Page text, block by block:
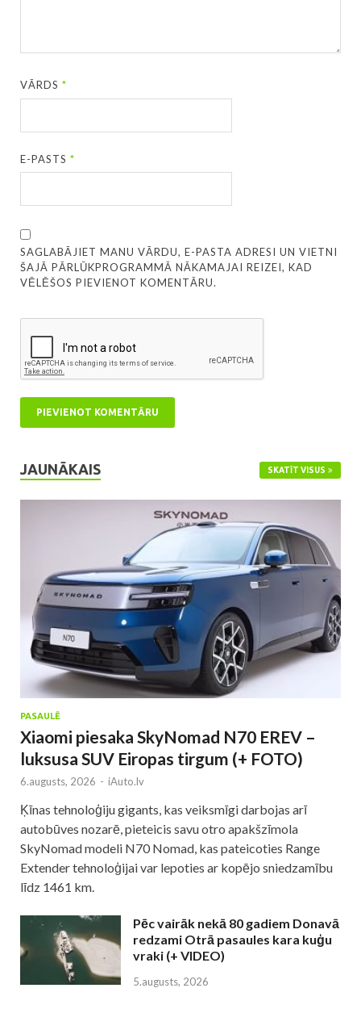
VĀRDS*
E-PASTS*
SAGLABĀJIET MANU VĀRDU, E-PASTA ADRESI UN VIETNI
ŠAJĀ PĀRLŪKPROGRAMMĀ NĀKAMAJAI REIZEI, KAD
VĒLĒŠOS PIEVIENOT KOMENTĀRU.
JAUNĀKAIS SKATĪT VISUS
PASAULĒ
Xiaomi piesaka SkyNomad N70 EREV –
luksusa SUV Eiropas tirgum (+ FOTO)
6.augusts, 2026 - iAuto.lv
Ķīnas tehnoloģiju gigants, kas veiksmīgi darbojas arī
autobūves nozarē, pieteicis savu otro apakšzīmola
SkyNomad modeli N70 Nomad, kas pateicoties Range
Extender tehnoloģijai var lepoties ar kopējo sniedzamību
līdz 1461 km.
Pēc vairāk nekā 80 gadiem Donavā
redzami Otrā pasaules kara kuģu
vraki (+ VIDEO)
5.augusts, 2026